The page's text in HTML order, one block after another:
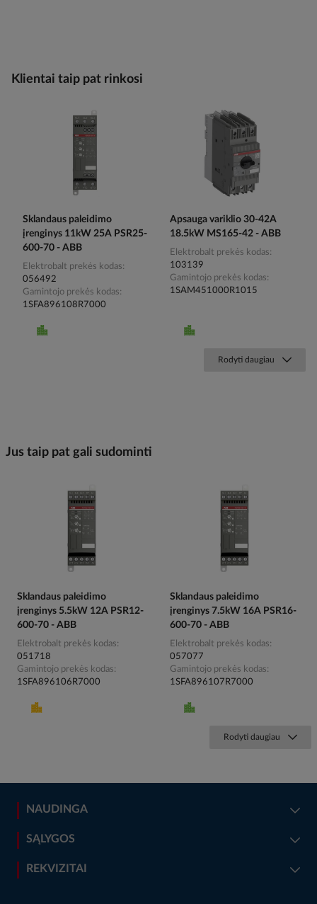
Klientai taip pat rinkosi
Sklandaus paleidimo
įrenginys 11kW 25A PSR25-
600-70 - ABB
Elektrobalt prekės kodas
056492
Gamintojo prekės kodas
1SFA896108R7000
Apsauga variklio 30-42A
18.5kW MS165-42 - ABB
Elektrobalt prekės kodas
103139
Gamintojo prekės kodas
1SAM451000R1015
Rodyti daugiau
Jus taip pat gali sudominti
Sklandaus paleidimo
įrenginys 5.5kW 12A PSR12-
600-70 - ABB
Elektrobalt prekės kodas
051718
Gamintojo prekės kodas
1SFA896106R7000
Sklandaus paleidimo
įrenginys 7.5kW 16A PSR16-
600-70 - ABB
Elektrobalt prekės kodas
057077
Gamintojo prekės kodas
1SFA896107R7000
Rodyti daugiau
NAUDINGA
SĄLYGOS
REKVIZITAI